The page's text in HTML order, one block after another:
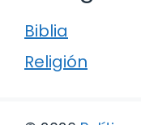
Biblia
Religión